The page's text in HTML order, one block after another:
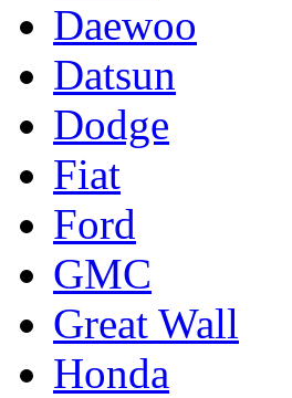
Daewoo
Datsun
Dodge
Fiat
Ford
GMC
Great Wall
Honda